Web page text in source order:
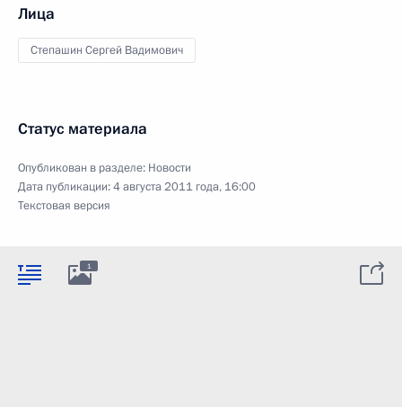
Лица
Степашин Сергей Вадимович
Статус материала
Опубликован в разделе: Новости
Дата публикации:4 августа 2011 года, 16:00
Текстовая версия
1